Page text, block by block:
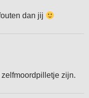
dan jij
zijn.